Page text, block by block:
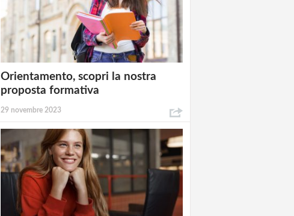
Orientamento, scopri la nostra
proposta formativa
29 novembre 2023